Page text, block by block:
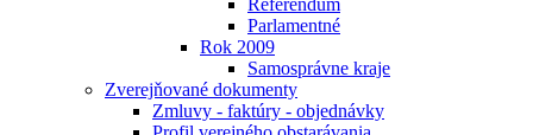
Referendum
Parlamentné
Rok 2009
Samosprávne kraje
Zverejňované dokumenty
Zmluvy - faktúry - objednávky